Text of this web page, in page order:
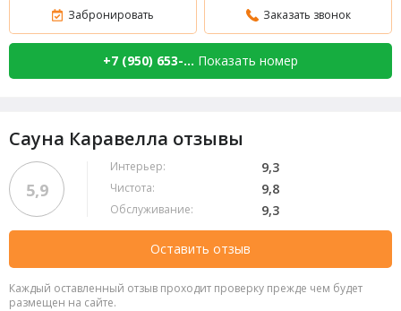
Забронировать Заказать звонок
+7 (950) 653-... Показать номер
Сауна Каравелла отзывы
5,9
Интерьер: 9,3
Чистота: 9,8
Обслуживание: 9,3
Оставить отзыв
Каждый оставленный отзыв проходит проверку прежде чем будет
размещен на сайте.